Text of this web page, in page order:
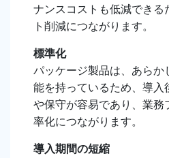
ナンスコストも低減できる
ト削減につながります。
標準化
パッケージ製品は、あらか
能を持っているため、導入
や保守が容易であり、業務
率化につながります。
導入期間の短縮